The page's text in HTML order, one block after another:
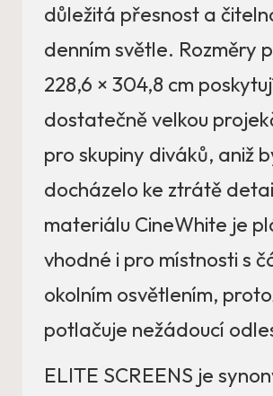
důležitá přesnost a
denním světle. Rozměry
228,6 × 304,8 cm
dostatečně velkou
pro skupiny diváků, aniž
docházelo ke ztrátě
materiálu CineWhite je
vhodné i pro místnosti s
okolním osvětlením,
potlačuje nežádoucí
ELITE SCREENS je